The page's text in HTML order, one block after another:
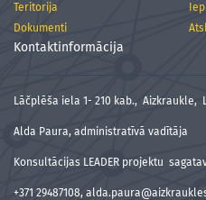
Teritorija
Dokumenti
Kontaktinformācija
Lāčplēša iela 1- 210 kab., Aizkraukle,
Alda Paura, administratīvā vadītāja
Konsultācijas LEADER projektu
+371 29487108,